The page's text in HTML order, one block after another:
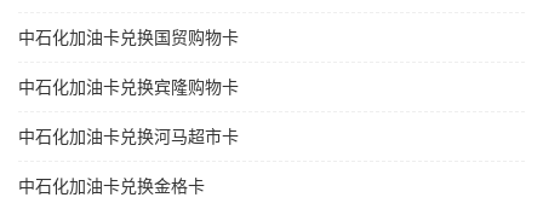
中石化加油卡兑换国贸购物卡
中石化加油卡兑换宾隆购物卡
中石化加油卡兑换河马超市卡
中石化加油卡兑换金格卡